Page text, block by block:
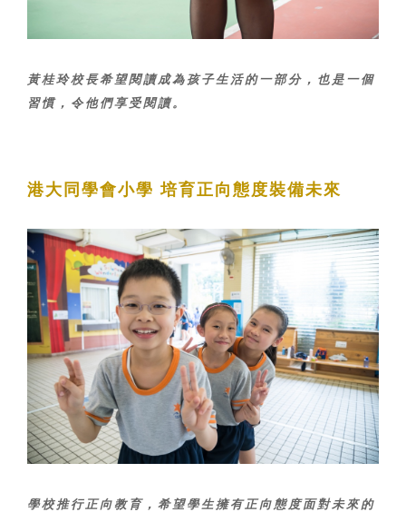
黃桂玲校長希望閱讀成為孩子生活的一部分，也是一個
習慣，令他們享受閱讀。
港大同學會小學 培育正向態度裝備未來
學校推行正向教育，希望學生擁有正向態度面對未來的